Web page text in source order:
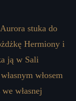
stuka do
Hermiony i
ją w Sali
włosem
własnej